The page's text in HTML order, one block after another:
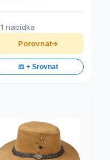
1 nabídka
Porovnat
⚖️ + Srovnat